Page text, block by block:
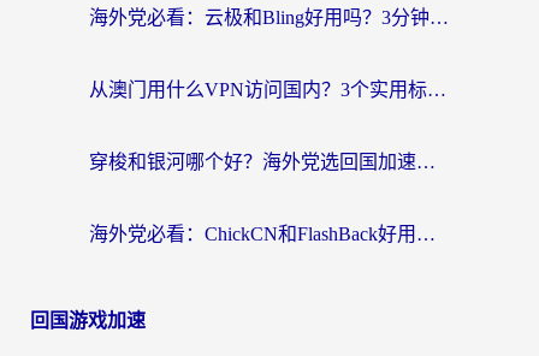
海外党必看：云极和Bling好用吗？3分钟教你选对回国加速器
从澳门用什么VPN访问国内？3个实用标准帮你避开坑，无缝刷剧听歌
穿梭和银河哪个好？海外党选回国加速器的避坑指南，附番茄加速器实测体验
海外党必看：ChickCN和FlashBack好用吗？3招教你选对回国加速器（附云极、HomeCN、斧牛vs艾果对比）
回国游戏加速